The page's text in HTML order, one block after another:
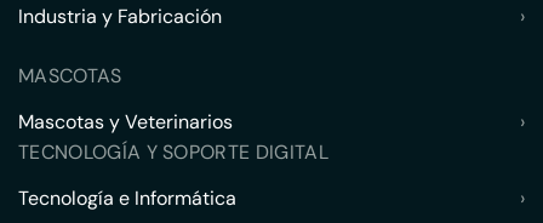
Industria y Fabricación
›
MASCOTAS
Mascotas y Veterinarios
›
TECNOLOGÍA Y SOPORTE DIGITAL
Tecnología e Informática
›